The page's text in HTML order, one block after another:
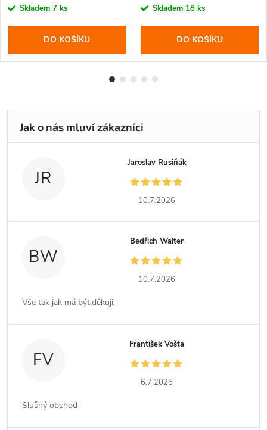
cena:Skladem 7 ks
DO KOŠÍKU
cena:Skladem 18 ks
DO KOŠÍKU
JR
Jaroslav Rusiňák
10.7.2026
BW
Bedřich Walter
10.7.2026
Vše tak jak má být,děkuji,
FV
František Vošta
6.7.2026
Slušný obchod